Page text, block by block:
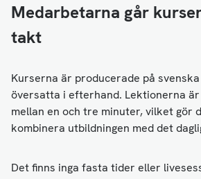
Medarbetarna går
takt
Kurserna är producerade på
översatta i efterhand. Lektionerna
mellan en och tre minuter, vilket gör
kombinera utbildningen med det
Det finns inga fasta tider eller